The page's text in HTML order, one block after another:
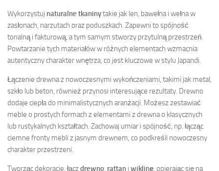
Wykorzystuj naturalne tkaninytakie jak len, bawełna i wełna w
zasłonach, narzutach oraz poduszkach. Zapewni to spójność
tonalną i fakturową, a tym samym stworzy przytulną przestrzeń.
Powtarzanie tych materiałów w różnych elementach wzmacnia
autentyczny charakter wnętrza, co jest kluczowe w stylu Japandi.
Łączenie drewna z nowoczesnymi wykończeniami, takimi jak metal,
szkło lub beton, również przynosi interesujące rezultaty. Drewno
dodaje ciepła do minimalistycznych aranżacji. Możesz zestawiać
meble o prostych formach z elementami z drewna o klasycznych
lub rustykalnych kształtach. Zachowaj umiar i spójność, np. łącząc
ciemne fronty mebli z jasnym drewnem, co podkreśli nowoczesny
charakter przestrzeni.
Tworząc dekoracje, łączdrewno, rattan i wiklinę, opierając się na